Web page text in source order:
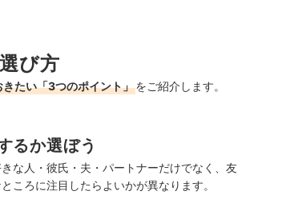
び方
たい「3つのポイント」をご紹介します。
るか選ぼう
な人・彼氏・夫・パートナーだけでなく、友
ころに注目したらよいかが異なります。